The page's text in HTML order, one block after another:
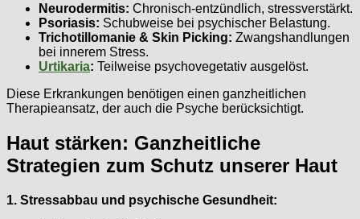
Neurodermitis: Chronisch-entzündlich, stressverstärkt.
Psoriasis: Schubweise bei psychischer Belastung.
Trichotillomanie & Skin Picking: Zwangshandlungen
bei innerem Stress.
Urtikaria: Teilweise psychovegetativ ausgelöst.
Diese Erkrankungen benötigen einen ganzheitlichen
Therapieansatz, der auch die Psyche berücksichtigt.
Haut stärken: Ganzheitliche
Strategien zum Schutz unserer Haut
1. Stressabbau und psychische Gesundheit: